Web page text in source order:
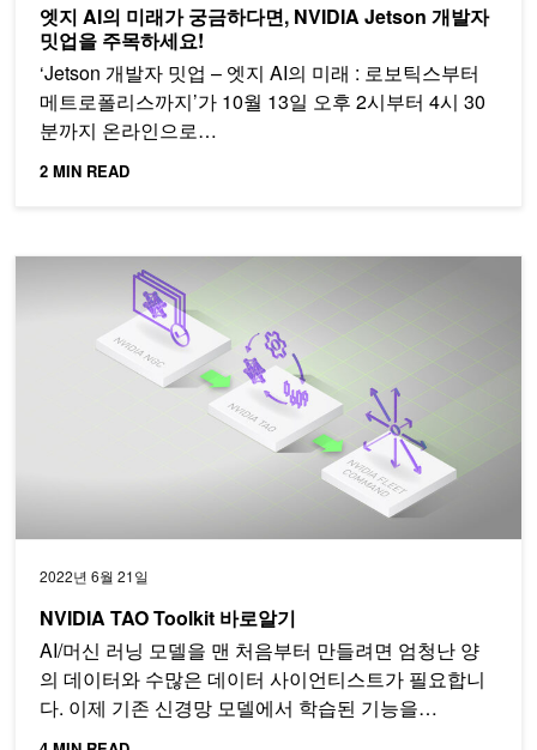
엣지 AI의 미래가 궁금하다면, NVIDIA Jetson 개발자
밋업을 주목하세요!
‘Jetson 개발자 밋업 – 엣지 AI의 미래 : 로보틱스부터
메트로폴리스까지’가 10월 13일 오후 2시부터 4시 30
분까지 온라인으로…
2 MIN READ
2022년 6월 21일
NVIDIA TAO Toolkit 바로알기
AI/머신 러닝 모델을 맨 처음부터 만들려면 엄청난 양
의 데이터와 수많은 데이터 사이언티스트가 필요합니
다. 이제 기존 신경망 모델에서 학습된 기능을…
NVIDIA TAO Toolkit 바로알기